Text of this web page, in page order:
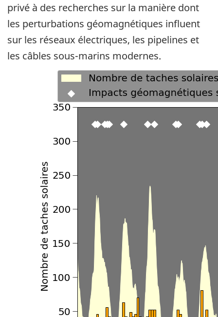
privé à des recherches sur la manière dont
les perturbations géomagnétiques influent
sur les réseaux électriques, les pipelines et
les câbles sous-marins modernes.